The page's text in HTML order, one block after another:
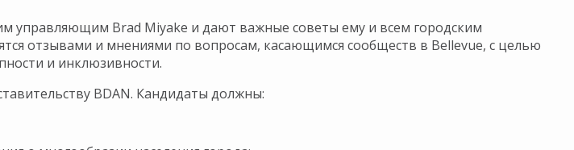
управляющим Brad Miyake и дают важные советы ему и всем городским
отзывами и мнениями по вопросам, касающимся сообществ в Bellevue, с целью
и инклюзивности.
BDAN. Кандидаты должны: